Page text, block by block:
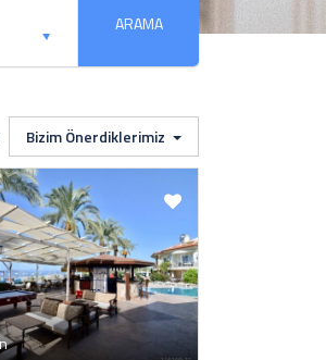
ARAMA
Bizim Önerdiklerimiz